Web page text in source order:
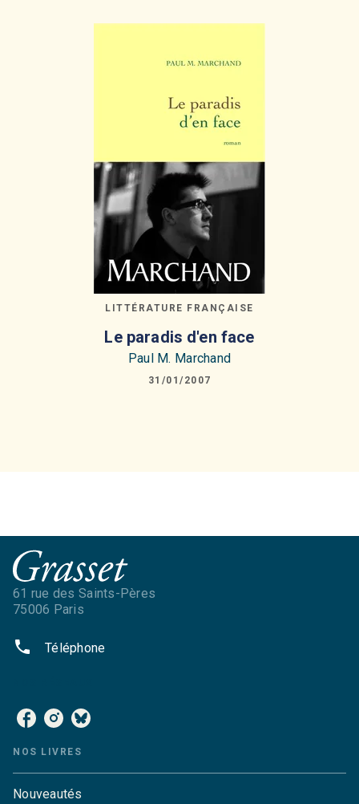
LITTÉRATURE FRANÇAISE
Le paradis d'en face
Paul M. Marchand
31/01/2007
61 rue des Saints-Pères
75006 Paris
phone Téléphone
NOS LIVRES
Nouveautés